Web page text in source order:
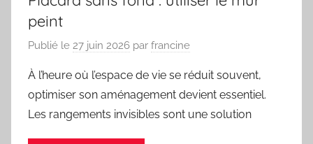
peint
Publié le 27 juin 2026 par francine
À l’heure où l’espace de vie se réduit souvent,
optimiser son aménagement devient essentiel.
Les rangements invisibles sont une solution